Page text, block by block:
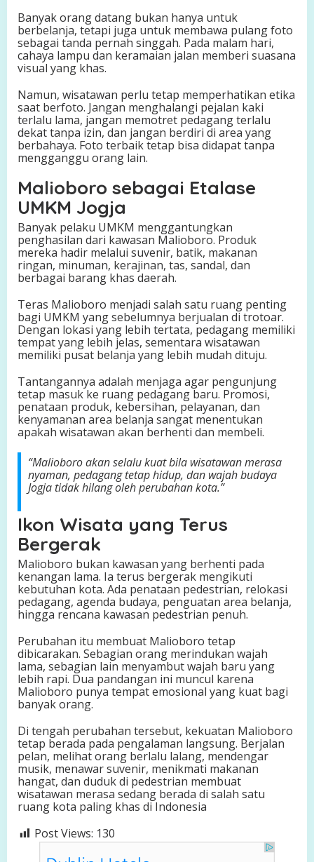
Banyak orang datang bukan hanya untuk
berbelanja, tetapi juga untuk membawa pulang foto
sebagai tanda pernah singgah. Pada malam hari,
cahaya lampu dan keramaian jalan memberi suasana
visual yang khas.
Namun, wisatawan perlu tetap memperhatikan etika
saat berfoto. Jangan menghalangi pejalan kaki
terlalu lama, jangan memotret pedagang terlalu
dekat tanpa izin, dan jangan berdiri di area yang
berbahaya. Foto terbaik tetap bisa didapat tanpa
mengganggu orang lain.
Malioboro sebagai Etalase
UMKM Jogja
Banyak pelaku UMKM menggantungkan
penghasilan dari kawasan Malioboro. Produk
mereka hadir melalui suvenir, batik, makanan
ringan, minuman, kerajinan, tas, sandal, dan
berbagai barang khas daerah.
Teras Malioboro menjadi salah satu ruang penting
bagi UMKM yang sebelumnya berjualan di trotoar.
Dengan lokasi yang lebih tertata, pedagang memiliki
tempat yang lebih jelas, sementara wisatawan
memiliki pusat belanja yang lebih mudah dituju.
Tantangannya adalah menjaga agar pengunjung
tetap masuk ke ruang pedagang baru. Promosi,
penataan produk, kebersihan, pelayanan, dan
kenyamanan area belanja sangat menentukan
apakah wisatawan akan berhenti dan membeli.
“Malioboro akan selalu kuat bila wisatawan merasa
nyaman, pedagang tetap hidup, dan wajah budaya
Jogja tidak hilang oleh perubahan kota.”
Ikon Wisata yang Terus
Bergerak
Malioboro bukan kawasan yang berhenti pada
kenangan lama. Ia terus bergerak mengikuti
kebutuhan kota. Ada penataan pedestrian, relokasi
pedagang, agenda budaya, penguatan area belanja,
hingga rencana kawasan pedestrian penuh.
Perubahan itu membuat Malioboro tetap
dibicarakan. Sebagian orang merindukan wajah
lama, sebagian lain menyambut wajah baru yang
lebih rapi. Dua pandangan ini muncul karena
Malioboro punya tempat emosional yang kuat bagi
banyak orang.
Di tengah perubahan tersebut, kekuatan Malioboro
tetap berada pada pengalaman langsung. Berjalan
pelan, melihat orang berlalu lalang, mendengar
musik, menawar suvenir, menikmati makanan
hangat, dan duduk di pedestrian membuat
wisatawan merasa sedang berada di salah satu
ruang kota paling khas di Indonesia
Post Views: 130